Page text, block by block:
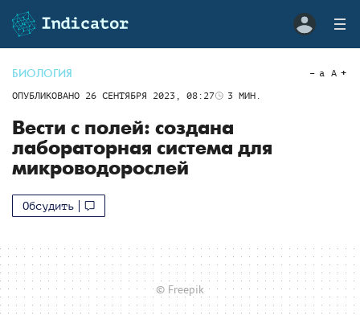
БИОЛОГИЯ
ОПУБЛИКОВАНО 26 СЕНТЯБРЯ 2023, 08:27 3 МИН.
a A
Вести с полей: создана
лабораторная система для
микроводорослей
Обсудить
© Freepik